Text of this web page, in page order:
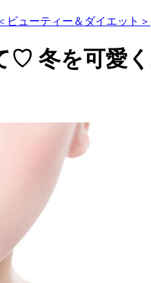
ューティー＆ダイエット＞
♡ 冬を可愛